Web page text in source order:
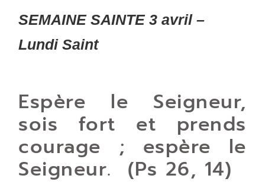
SEMAINE SAINTE 3 avril –
Lundi Saint
Espère le Seigneur,
sois fort et prends
courage ; espère le
Seigneur. (Ps 26, 14)